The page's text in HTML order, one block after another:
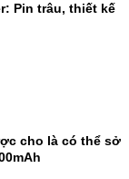
Pin trâu, thiết kế
cho là có thể sở